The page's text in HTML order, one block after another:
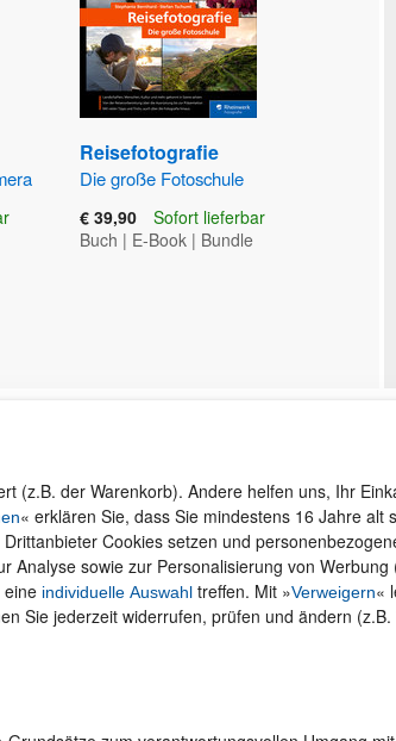
(z.B. der Warenkorb). Andere helfen uns, Ihr
« erklären Sie, dass Sie mindestens 16 Jahre alt
Cookies setzen und
Analyse sowie zur Personalisierung von Werbung
eine individuelle Auswahltreffen. Mit »Verweigern«
Sie jederzeit widerrufen, prüfen und ändern
Reisefotografie
Die große Fotoschule
€ 39,90
Sofort lieferbar
Buch | E-Book| Bundle
Versand und Zahlung
Widerruf und Rückgabe
Merchandise
AGB
Datenschutz
Wir